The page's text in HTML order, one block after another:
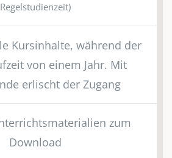
Regelstudienzeit)
Kursinhalte, während der
von einem Jahr. Mit
erlischt der Zugang
zum
Download